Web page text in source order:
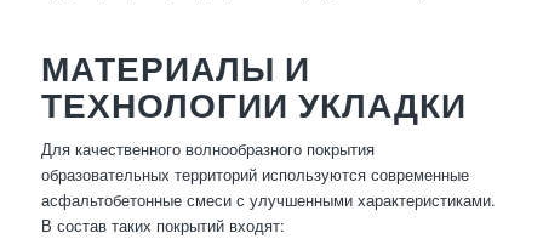
МАТЕРИАЛЫ И
ТЕХНОЛОГИИ УКЛАДКИ
Для качественного волнообразного покрытия
образовательных территорий используются современные
асфальтобетонные смеси с улучшенными характеристиками.
В состав таких покрытий входят: